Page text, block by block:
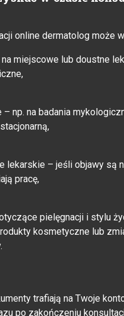
online dermatolog może
na miejscowe lub doustne
– np. na badania
lekarskie – jeśli objawy są
pracę,
pielęgnacji i stylu
kosmetyczne lub
trafiają na Twoje
po zakończeniu